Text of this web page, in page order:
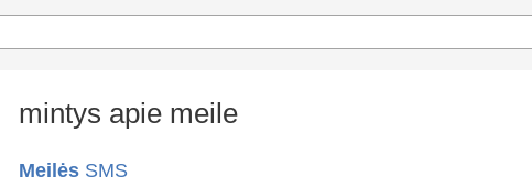
mintys apie meile
MeilėsSMS